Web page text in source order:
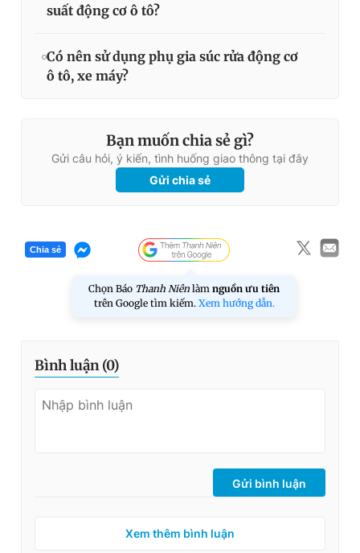
suất động cơ ô tô?
Có nên sử dụng phụ gia súc rửa động cơ
ô tô, xe máy?
Bạn muốn chia sẻ gì?
Gửi câu hỏi, ý kiến, tình huống giao thông tại đây
Gửi chia sẻ
Chia sẻ
Chọn Báo Thanh Niên làm nguồn ưu tiên
trên Google tìm kiếm. Xem hướng dẫn.
Bình luận (0)
Gửi bình luận
Xem thêm bình luận